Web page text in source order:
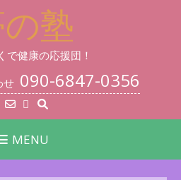
塾
で健康の応援団！
せ 090-6847-0356
MENU